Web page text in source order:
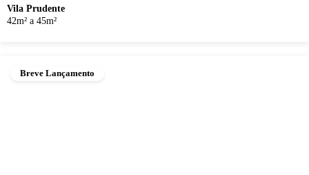
Vila Prudente
42m² a 45m²
Breve Lançamento